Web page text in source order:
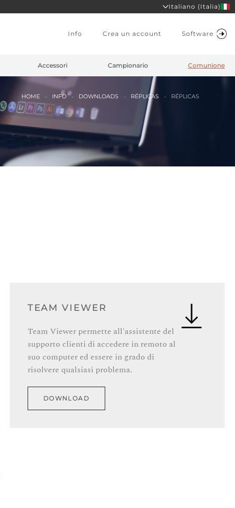
Italiano (Italia)
Info Crea un account Software
Accessori Campionario Comunione
HOME INFO DOWNLOADS RÉPLICAS RÉPLICAS
TEAM VIEWER
Team Viewer permette all'assistente del
supporto clienti di accedere in remoto al
suo computer ed essere in grado di
risolvere qualsiasi problema.
DOWNLOAD